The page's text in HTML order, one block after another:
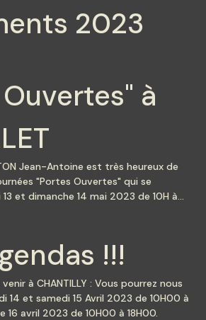
2023
à
Jean-Antoine est très heureux de
"Portes Ouvertes" qui se
et dimanche 14 mai 2023 de 10H à
de vous recevoir dans les locaux du
au 15 Grande Rue, 51170. A cette
!!!
à CHANTILLY : Vous pourrez nous
14 et samedi 15 Avril 2023 de 10H00 à
16 avril 2023 de 10H00 à 18H00.